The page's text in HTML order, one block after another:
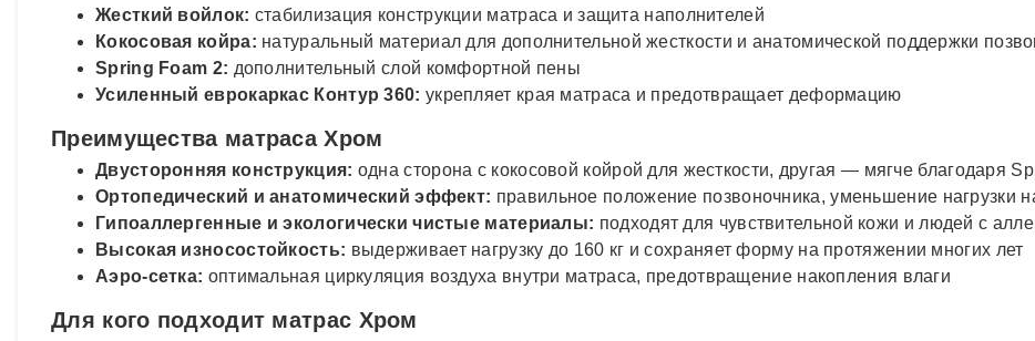
Жесткий войлок: стабилизация конструкции матраса и защита наполнителей
Кокосовая койра: натуральный материал для дополнительной жесткости и анатомической поддержки
Spring Foam 2: дополнительный слой комфортной пены
Усиленный еврокаркас Контур 360: укрепляет края матраса и предотвращает деформацию
Преимущества матраса Хром
Двусторонняя конструкция: одна сторона с кокосовой койрой для жесткости, другая — мягче благодаря
Ортопедический и анатомический эффект: правильное положение позвоночника, уменьшение нагрузки
Гипоаллергенные и экологически чистые материалы: подходят для чувствительной кожи и людей с
Высокая износостойкость: выдерживает нагрузку до 160 кг и сохраняет форму на протяжении многих лет
Аэро-сетка: оптимальная циркуляция воздуха внутри матраса, предотвращение накопления влаги
Для кого подходит матрас Хром